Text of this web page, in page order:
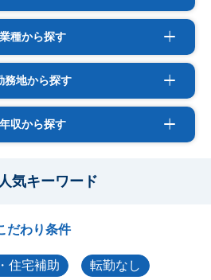
業種から探す
務地から探す
年収から探す
人気キーワード
だわり条件
住宅補助 転勤なし